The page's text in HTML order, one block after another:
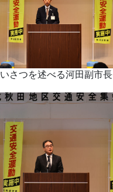
さつを述べる河田副市長